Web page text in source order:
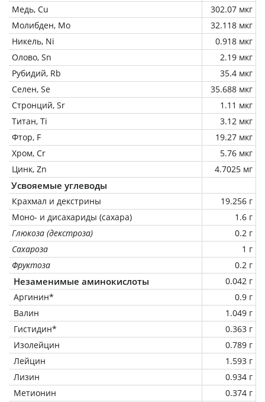
Медь, Cu
302.07 мкг
Молибден, Mo
32.118 мкг
Никель, Ni
0.918 мкг
Олово, Sn
2.19 мкг
Рубидий, Rb
35.4 мкг
Селен, Se
35.688 мкг
Стронций, Sr
1.11 мкг
Титан, Ti
3.12 мкг
Фтор, F
19.27 мкг
Хром, Cr
5.76 мкг
Цинк, Zn
4.7025 мг
Усвояемые углеводы
Крахмал и декстрины
19.256 г
Моно- и дисахариды (сахара)
1.6 г
Глюкоза (декстроза)
0.2 г
Сахароза
1 г
Фруктоза
0.2 г
Незаменимые аминокислоты
0.042 г
Аргинин*
0.9 г
Валин
1.049 г
Гистидин*
0.363 г
Изолейцин
0.789 г
Лейцин
1.593 г
Лизин
0.934 г
Метионин
0.374 г